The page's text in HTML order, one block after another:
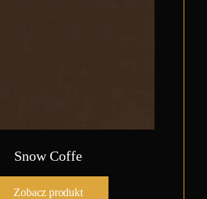
Snow Coffe
Zobacz produkt